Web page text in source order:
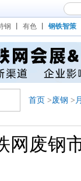
钢 有色 钢铁智策
首页 >废钢 >
网废钢